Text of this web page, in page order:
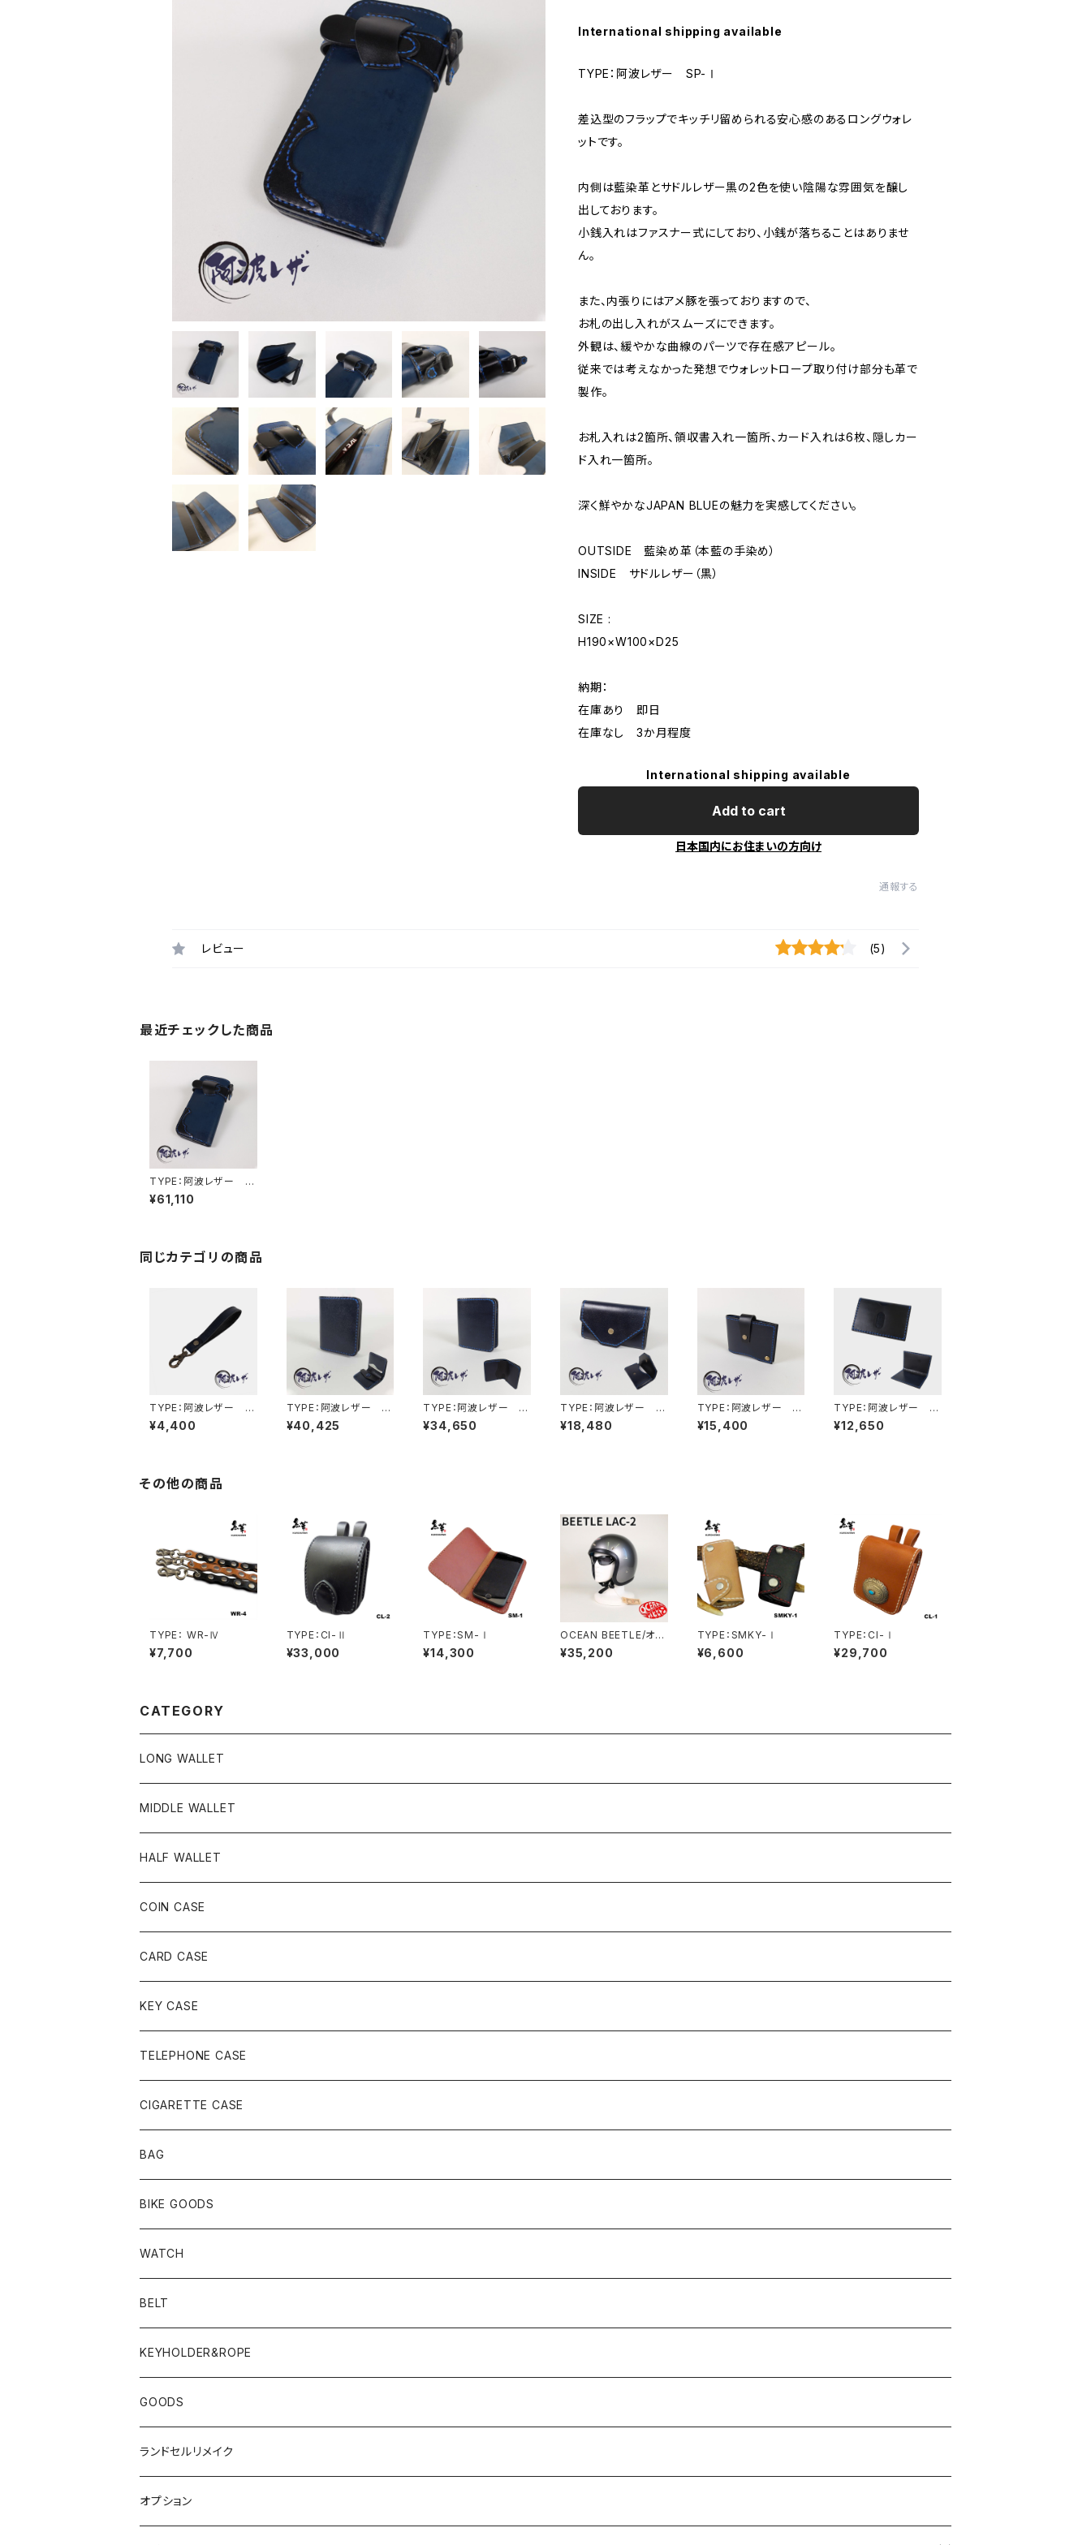
International shipping available
TYPE：阿波レザー SP-Ⅰ
差込型のフラップでキッチリ留められる安心感のあるロングウォレ
ットです。
内側は藍染革とサドルレザー黒の2色を使い陰陽な雰囲気を醸し
出しております。
小銭入れはファスナー式にしており、小銭が落ちることはありませ
ん。
また、内張りにはアメ豚を張っておりますので、
お札の出し入れがスムーズにできます。
外観は、緩やかな曲線のパーツで存在感アピール。
従来では考えなかった発想でウォレットロープ取り付け部分も革で
製作。
お札入れは2箇所、領収書入れ一箇所、カード入れは6枚、隠しカー
ド入れ一箇所。
深く鮮やかなJAPAN BLUEの魅力を実感してください。
OUTSIDE 藍染め革（本藍の手染め）
INSIDE サドルレザー（黒）
SIZE :
H190×W100×D25
納期：
在庫あり 即日
在庫なし 3か月程度
International shipping available
Add to cart
日本国内にお住まいの方向け
通報する
レビュー (5)
最近チェックした商品
TYPE：阿波レザー S
P-Ⅰ
¥61,110
同じカテゴリの商品
TYPE：阿波レザー S
R-Ⅰ
¥4,400
TYPE：阿波レザー M
INI-Ⅱ
¥40,425
TYPE：阿波レザー M
INI-Ⅰ
¥34,650
TYPE：阿波レザー C
C-Ⅲ
¥18,480
TYPE：阿波レザー C
C-Ⅴ
¥15,400
TYPE：阿波レザー C
C-Ⅳ
¥12,650
その他の商品
TYPE： WR-Ⅳ
¥7,700
TYPE：CI-Ⅱ
¥33,000
TYPE：SM-Ⅰ
¥14,300
OCEAN BEETLE/オー
シャンビートル/L.A.C-
2/エルエーシー2/スペ
¥35,200
TYPE：SMKY-Ⅰ
¥6,600
TYPE：CI-Ⅰ
¥29,700
CATEGORY
LONG WALLET
MIDDLE WALLET
HALF WALLET
COIN CASE
CARD CASE
KEY CASE
TELEPHONE CASE
CIGARETTE CASE
BAG
BIKE GOODS
WATCH
BELT
KEYHOLDER&ROPE
GOODS
ランドセルリメイク
オプション